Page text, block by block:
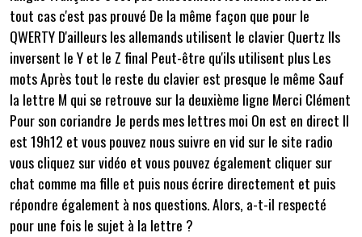
tout cas c'est pas prouvé De la même façon que pour le
QWERTY D'ailleurs les allemands utilisent le clavier Quertz Ils
inversent le Y et le Z final Peut-être qu'ils utilisent plus Les
mots Après tout le reste du clavier est presque le même Sauf
la lettre M qui se retrouve sur la deuxième ligne Merci Clément
Pour son coriandre Je perds mes lettres moi On est en direct Il
est 19h12 et vous pouvez nous suivre en vid sur le site radio
vous cliquez sur vidéo et vous pouvez également cliquer sur
chat comme ma fille et puis nous écrire directement et puis
répondre également à nos questions. Alors, a-t-il respecté
pour une fois le sujet à la lettre ?